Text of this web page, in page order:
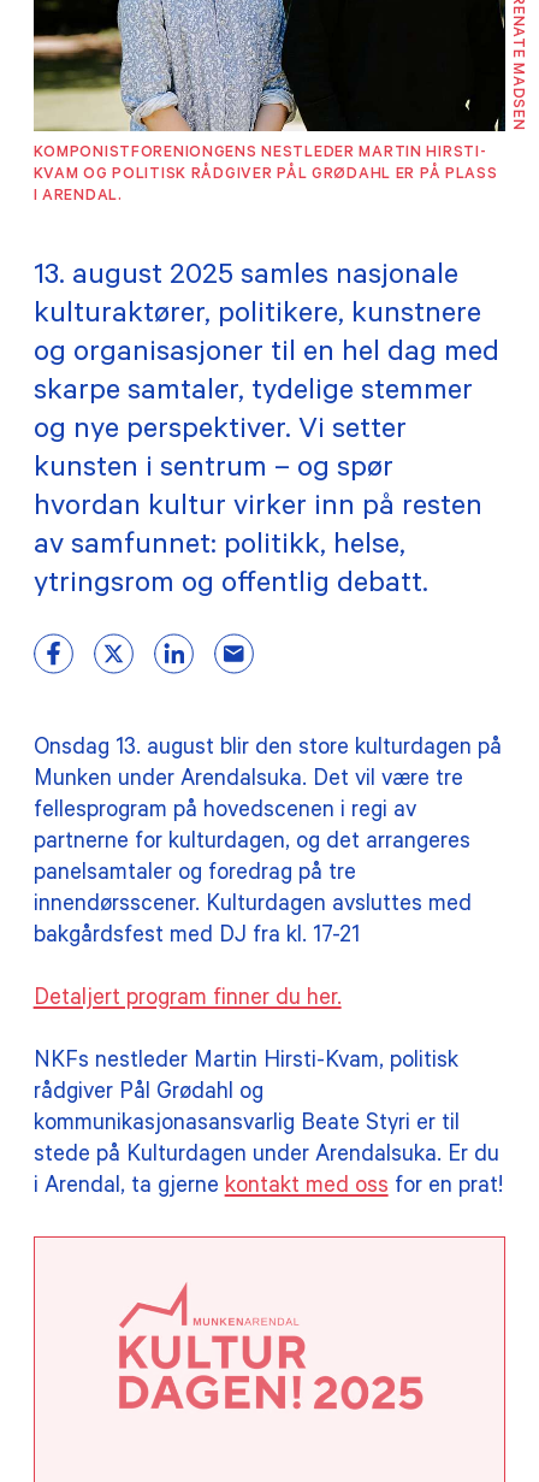
TILSKUDD
MEDLEMSKAP
PRAKTISK INFORMASJON
KOMPONISTFORENIONGENS NESTLEDER MARTIN HIRSTI-
KVAM OG POLITISK RÅDGIVER PÅL GRØDAHL ER PÅ PLASS
I ARENDAL.
13. august 2025 samles nasjonale
kulturaktører, politikere, kunstnere
og organisasjoner til en hel dag med
skarpe samtaler, tydelige stemmer
og nye perspektiver. Vi setter
kunsten i sentrum – og spør
hvordan kultur virker inn på resten
av samfunnet: politikk, helse,
ytringsrom og offentlig debatt.
Onsdag 13. august blir den store kulturdagen på
Munken under Arendalsuka. Det vil være tre
fellesprogram på hovedscenen i regi av
partnerne for kulturdagen, og det arrangeres
panelsamtaler og foredrag på tre
innendørsscener. Kulturdagen avsluttes med
bakgårdsfest med DJ fra kl. 17-21
Detaljert program finner du her.
NKFs nestleder Martin Hirsti-Kvam, politisk
rådgiver Pål Grødahl og
kommunikasjonasansvarlig Beate Styri er til
stede på Kulturdagen under Arendalsuka. Er du
i Arendal, ta gjerne kontakt med oss for en prat!